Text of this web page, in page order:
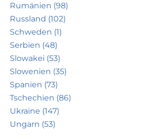
Rumänien (98)
Russland (102)
Schweden (1)
Serbien (48)
Slowakei (53)
Slowenien (35)
Spanien (73)
Tschechien (86)
Ukraine (147)
Ungarn (53)